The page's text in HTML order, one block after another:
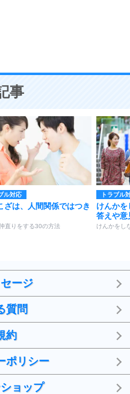
事
ル対応
ざは、人間関係ではつき
仲直りをする30の方法
トラブル
けんか
答えや意
けんかをし
ージ
質問
約
ポリシー
ョップ